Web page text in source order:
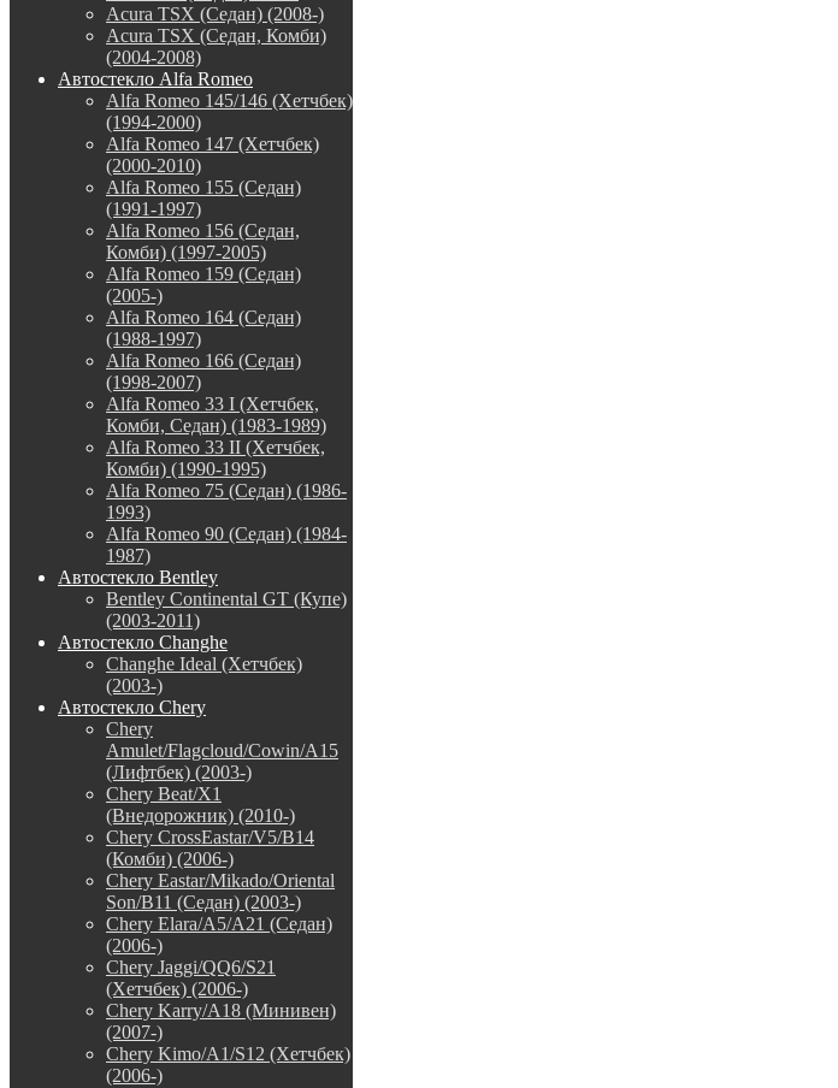
Acura TSX (Седан) (2008-)
Acura TSX (Седан, Комби)
(2004-2008)
Автостекло Alfa Romeo
Alfa Romeo 145/146 (Хетчбек)
(1994-2000)
Alfa Romeo 147 (Хетчбек)
(2000-2010)
Alfa Romeo 155 (Седан)
(1991-1997)
Alfa Romeo 156 (Седан,
Комби) (1997-2005)
Alfa Romeo 159 (Седан)
(2005-)
Alfa Romeo 164 (Седан)
(1988-1997)
Alfa Romeo 166 (Седан)
(1998-2007)
Alfa Romeo 33 I (Хетчбек,
Комби, Седан) (1983-1989)
Alfa Romeo 33 II (Хетчбек,
Комби) (1990-1995)
Alfa Romeo 75 (Седан) (1986-
1993)
Alfa Romeo 90 (Седан) (1984-
1987)
Автостекло Bentley
Bentley Continental GT (Купе)
(2003-2011)
Автостекло Changhe
Changhe Ideal (Хетчбек)
(2003-)
Автостекло Chery
Chery
Amulet/Flagcloud/Cowin/A15
(Лифтбек) (2003-)
Chery Beat/X1
(Внедорожник) (2010-)
Chery CrossEastar/V5/B14
(Комби) (2006-)
Chery Eastar/Mikado/Oriental
Son/B11 (Седан) (2003-)
Chery Elara/A5/A21 (Седан)
(2006-)
Chery Jaggi/QQ6/S21
(Хетчбек) (2006-)
Chery Karry/A18 (Минивен)
(2007-)
Chery Kimo/A1/S12 (Хетчбек)
(2006-)